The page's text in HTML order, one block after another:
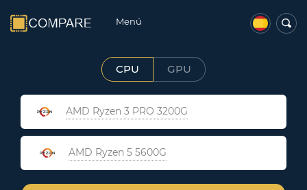
Menú
CPU GPU
AMD Ryzen 3 PRO 3200G
AMD Ryzen 5 5600G